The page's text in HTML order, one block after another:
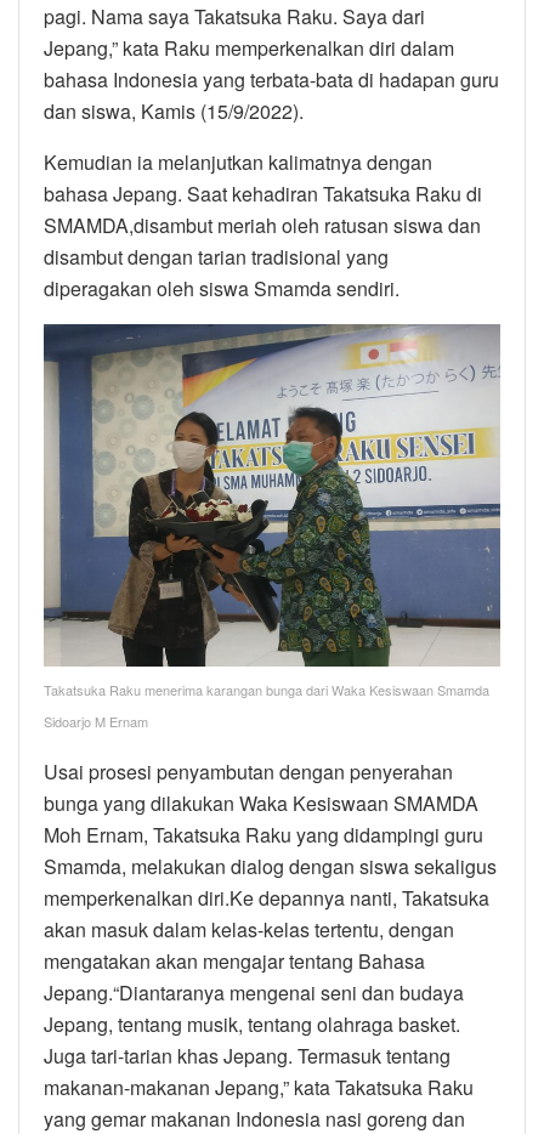
pagi. Nama saya Takatsuka Raku. Saya dari
Jepang,” kata Raku memperkenalkan diri dalam
bahasa Indonesia yang terbata-bata di hadapan guru
dan siswa, Kamis (15/9/2022).
Kemudian ia melanjutkan kalimatnya dengan
bahasa Jepang. Saat kehadiran Takatsuka Raku di
SMAMDA,disambut meriah oleh ratusan siswa dan
disambut dengan tarian tradisional yang
diperagakan oleh siswa Smamda sendiri.
Takatsuka Raku menerima karangan bunga dari Waka Kesiswaan Smamda
Sidoarjo M Ernam
Usai prosesi penyambutan dengan penyerahan
bunga yang dilakukan Waka Kesiswaan SMAMDA
Moh Ernam, Takatsuka Raku yang didampingi guru
Smamda, melakukan dialog dengan siswa sekaligus
memperkenalkan diri.Ke depannya nanti, Takatsuka
akan masuk dalam kelas-kelas tertentu, dengan
mengatakan akan mengajar tentang Bahasa
Jepang.“Diantaranya mengenai seni dan budaya
Jepang, tentang musik, tentang olahraga basket.
Juga tari-tarian khas Jepang. Termasuk tentang
makanan-makanan Jepang,” kata Takatsuka Raku
yang gemar makanan Indonesia nasi goreng dan